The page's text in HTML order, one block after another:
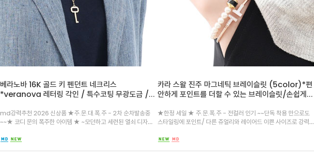
베라노바 16K 골드 키 펜던트 네크리스
*veranova 레터링 각인 / 특수코팅 무광도금 /
은, 샴페인 골드에 가까운 세련된 옐로우 골드 색상
입니다.
md강력추천 2026 신상품 ★주.문.대.폭.주 - 2차 순차발송중
~~★ 코디 문의 폭주한 아이템 ★ ~모던하고 세련된 열쇠 디자인/
으로 오히려 꾸안꾸 및 모든 의상에 자연스럽게 어울리며 총길이
카라 스왈 진주 마그네틱 브레이슬릿 (5color)*편
안하게 포인트를 더할 수 있는 브레이슬릿/손쉽게
인트
★한정 세일 ★ 주.문.폭.주 - 전컬러 인기 ~~단독 착용 만으로도
스타일링에 포인트/ 다른 쥬얼리와 레이어드 이쁜 사이즈로 강력추